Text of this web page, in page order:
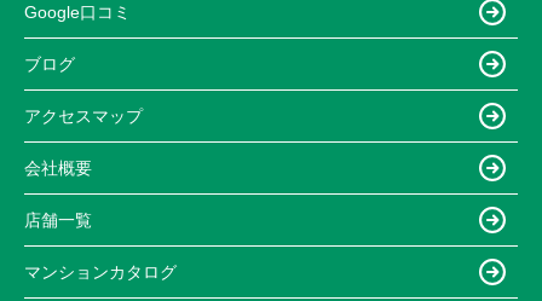
Google口コミ
ブログ
アクセスマップ
会社概要
店舗一覧
マンションカタログ